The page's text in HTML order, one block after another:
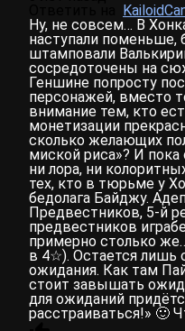
Ну, не совсем… В
наступали поменьше,
штамповали
сосредоточены на
Геншине попросту
персонажей, вместо
внимание тем, кто
монетизации
сколько желающих
миской риса»? И
ни лора, ни
тех, кто в тюрьме у
бедолага Байджу.
Предвестников, 5-й
предвестников
примерно столько
в 4☆). Остается лишь
ожидания. Как там
стоит завышать
для ожиданий
расстраиваться!» 🙂